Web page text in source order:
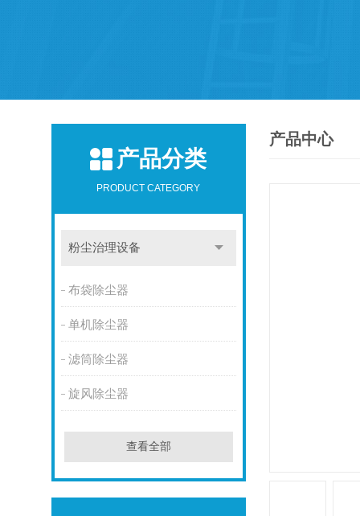
产品分类
PRODUCT CATEGORY
粉尘治理设备
布袋除尘器
单机除尘器
滤筒除尘器
旋风除尘器
查看全部
产品中心